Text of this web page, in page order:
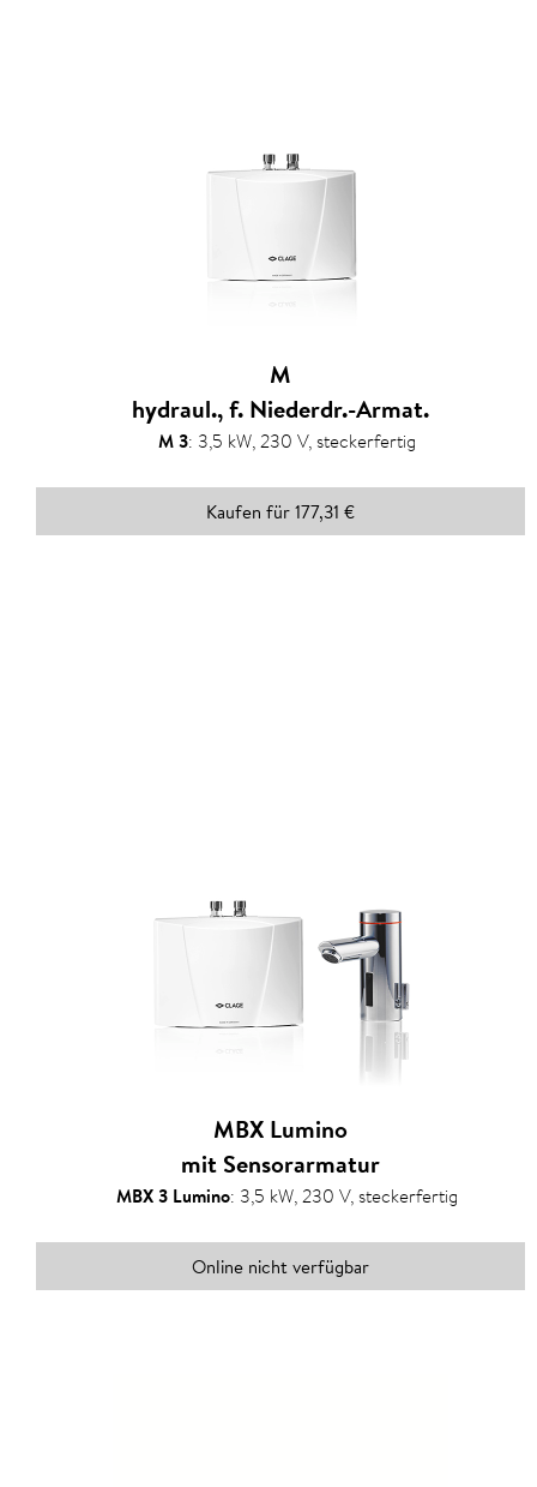
M
hydraul., f. Niederdr.-Armat.
M 3: 3,5 kW, 230 V, steckerfertig
Kaufen für 177,31 €
MBX Lumino
mit Sensorarmatur
MBX 3 Lumino: 3,5 kW, 230 V, steckerfertig
Online nicht verfügbar